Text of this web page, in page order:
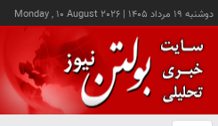
دوشنبه ۱۹ مرداد ۱۴۰۵ |
Monday , 10 August 2026